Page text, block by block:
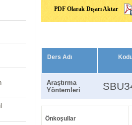
PDF Olarak Dışarı Aktar
Ders Adı
Araştırma
Yöntemleri
Önkoşullar